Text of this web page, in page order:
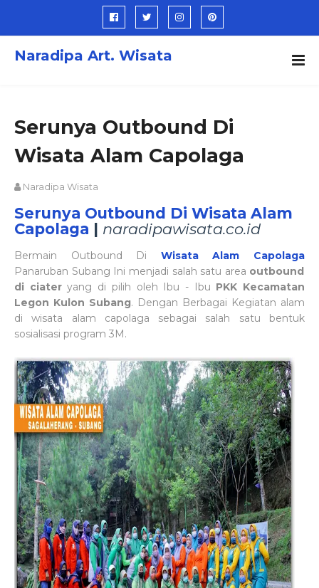
Naradipa Art. Wisata
Serunya Outbound Di
Wisata Alam Capolaga
Naradipa Wisata
Serunya Outbound Di Wisata Alam
Capolaga | naradipawisata.co.id
Bermain Outbound Di Wisata Alam Capolaga
Panaruban Subang Ini menjadi salah satu area outbound
di ciateryang di pilih oleh Ibu - Ibu PKK Kecamatan
Legon Kulon Subang. Dengan Berbagai Kegiatan alam
di wisata alam capolaga sebagai salah satu bentuk
sosialisasi program 3M.